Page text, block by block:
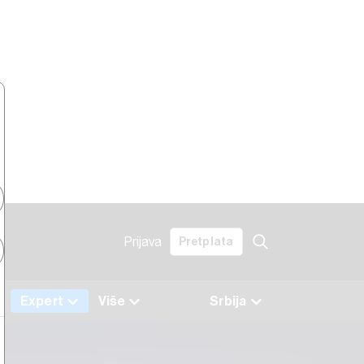
Prijava Pretplata
Srbija
Expert Više